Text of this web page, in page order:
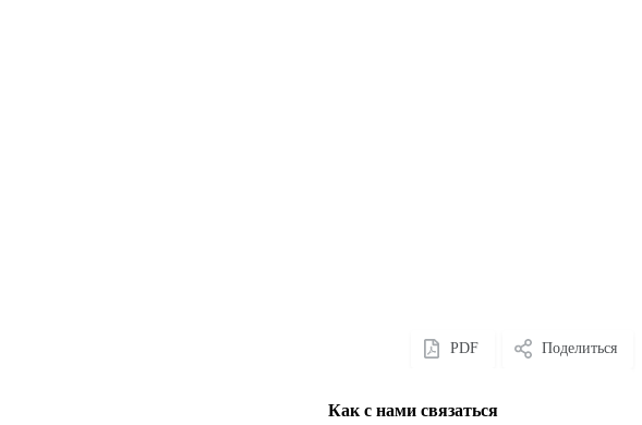
PDF Поделиться
Как с нами связаться